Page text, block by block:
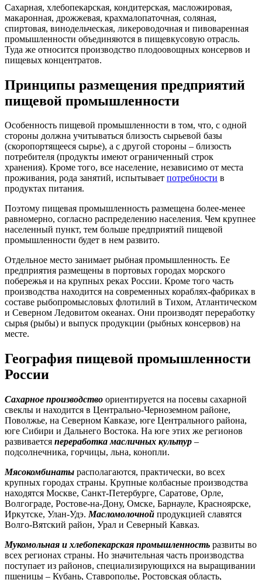
Сахарная, хлебопекарская, кондитерская, масложировая,
макаронная, дрожжевая, крахмалопаточная, соляная,
спиртовая, винодельческая, ликероводочная и пивоваренная
промышленности объединяются в пищевкусовую отрасль.
Туда же относится производство плодоовощных консервов и
пищевых концентратов.
Принципы размещения предприятий
пищевой промышленности
Особенность пищевой промышленности в том, что, с одной
стороны должна учитываться близость сырьевой базы
(скоропортящееся сырье), а с другой стороны – близость
потребителя (продукты имеют ограниченный строк
хранения). Кроме того, все население, независимо от места
проживания, рода занятий, испытывает потребности в
продуктах питания.
Поэтому пищевая промышленность размещена более-менее
равномерно, согласно распределению населения. Чем крупнее
населенный пункт, тем больше предприятий пищевой
промышленности будет в нем развито.
Отдельное место занимает рыбная промышленность. Ее
предприятия размещены в портовых городах морского
побережья и на крупных реках России. Кроме того часть
производства находится на современных кораблях-фабриках в
составе рыбопромысловых флотилий в Тихом, Атлантическом
и Северном Ледовитом океанах. Они производят переработку
сырья (рыбы) и выпуск продукции (рыбных консервов) на
месте.
География пищевой промышленности
России
Сахарное производство ориентируется на посевы сахарной
свеклы и находится в Центрально-Черноземном районе,
Поволжье, на Северном Кавказе, юге Центрального района,
юге Сибири и Дальнего Востока. На юге этих же регионов
развивается переработка масличных культур –
подсолнечника, горчицы, льна, конопли.
Мясокомбинаты располагаются, практически, во всех
крупных городах страны. Крупные колбасные производства
находятся Москве, Санкт-Петербурге, Саратове, Орле,
Волгограде, Ростове-на-Дону, Омске, Барнауле, Красноярске,
Иркутске, Улан-Удэ. Масломолочной продукцией славятся
Волго-Вятский район, Урал и Северный Кавказ.
Мукомольная и хлебопекарская промышленность развиты во
всех регионах страны. Но значительная часть производства
поступает из районов, специализирующихся на выращивании
пшеницы – Кубань, Ставрополье, Ростовская область,